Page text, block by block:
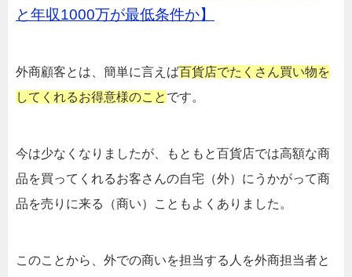
と年収1000万が最低条件か】
外商顧客とは、簡単に言えば百貨店でたくさん買い物を
してくれるお得意様のこと です。
今は少なくなりましたが、もともと百貨店では高額な商
品を買ってくれるお客さんの自宅（外）にうかがって商
品を売りに来る（商い）こともよくありました。
このことから、外での商いを担当する人を外商担当者と